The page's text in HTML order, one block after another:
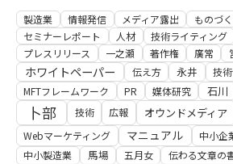
製造業 情報発信 メディア露出 ものづ
セミナーレポート
人材 技術ライティング
プレスリリース
一之瀬 著作権 廣常
ホワイトペーパー 伝え方 永井 技
MFTフレームワーク
PR 媒体研究 石川
卜部 技術 広報 オウンドメディア
Webマーケティング
マニュアル 中小企
中小製造業 馬場 五月女 伝わる文章の